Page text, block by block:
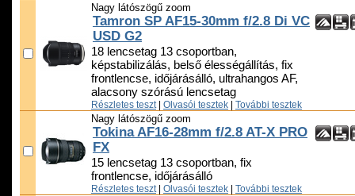
Nagy látószögű zoom
Tamron SP AF15-30mm f/2.8 Di VC
USD G2
18 lencsetag 13 csoportban,
képstabilizálás, belső élességállítás, fix
frontlencse, időjárásálló, ultrahangos AF,
alacsony szórású lencsetag
Részletes teszt Olvasói tesztek További tesztek
Nagy látószögű zoom
Tokina AF16-28mm f/2.8 AT-X PRO
FX
15 lencsetag 13 csoportban, fix
frontlencse, időjárásálló
Részletes teszt Olvasói tesztek További tesztek